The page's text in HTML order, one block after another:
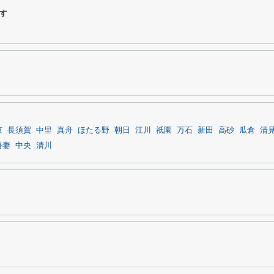
長須賀 中里 真舟 ほたる野 朝日 江川 祇園 万石 新田 高砂 瓜倉 清
妻 中央 清川